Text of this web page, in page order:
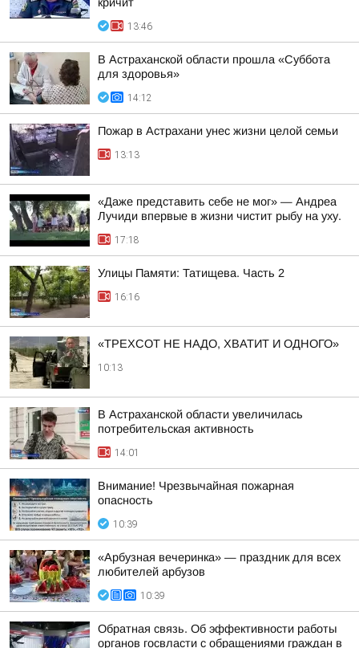
13:46
В Астраханской области прошла «Суббота
для здоровья»
14:12
Пожар в Астрахани унес жизни целой семьи
13:13
«Даже представить себе не мог» — Андреа
Лучиди впервые в жизни чистит рыбу на уху.
17:18
Улицы Памяти: Татищева. Часть 2
16:16
«ТРЕХСОТ НЕ НАДО, ХВАТИТ И ОДНОГО»
10:13
В Астраханской области увеличилась
потребительская активность
14:01
Внимание! Чрезвычайная пожарная
опасность
10:39
«Арбузная вечеринка» — праздник для всех
любителей арбузов
10:39
Обратная связь. Об эффективности работы
органов госвласти с обращениями граждан в